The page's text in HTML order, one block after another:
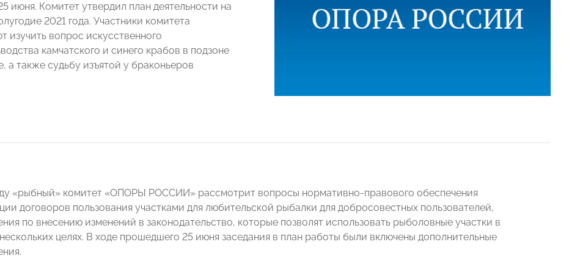
июня. Комитет утвердил план деятельности на
2021 года. Участники комитета
изучить вопрос искусственного
камчатского и синего крабов в подзоне
а также судьбу изъятой у браконьеров
«рыбный» комитет «ОПОРЫ РОССИИ» рассмотрит вопросы нормативно-правового обеспечения
договоров пользования участками для любительской рыбалки для добросовестных пользователей,
по внесению изменений в законодательство, которые позволят использовать рыболовные участки в
целях. В ходе прошедшего 25 июня заседания в план работы были включены дополнительные